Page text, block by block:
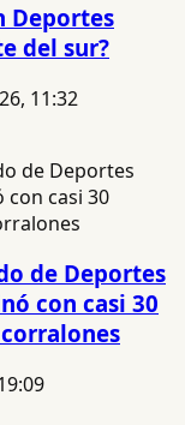
Deportes
del sur?
11:32
de Deportes
con casi 30